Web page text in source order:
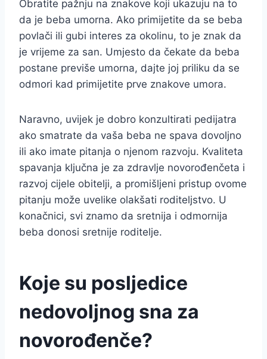
Obratite pažnju na znakove koji ukazuju na to
da je beba umorna. Ako primijetite da se beba
povlači ili gubi interes za okolinu, to je znak da
je vrijeme za san. Umjesto da čekate da beba
postane previše umorna, dajte joj priliku da se
odmori kad primijetite prve znakove umora.
Naravno, uvijek je dobro konzultirati pedijatra
ako smatrate da vaša beba ne spava dovoljno
ili ako imate pitanja o njenom razvoju. Kvaliteta
spavanja ključna je za zdravlje novorođenčeta i
razvoj cijele obitelji, a promišljeni pristup ovome
pitanju može uvelike olakšati roditeljstvo. U
konačnici, svi znamo da sretnija i odmornija
beba donosi sretnije roditelje.
Koje su posljedice
nedovoljnog sna za
novorođenče?